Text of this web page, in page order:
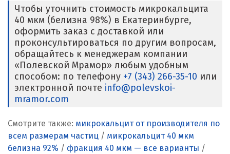
Чтобы уточнить стоимость микрокальцита
40 мкм (белизна 98%) в Екатеринбурге,
оформить заказ с доставкой или
проконсультироваться по другим вопросам,
обращайтесь к менеджерам компании
«Полевской Мрамор» любым удобным
способом: по телефону +7 (343) 266-35-10 или
электронной почте info@polevskoi-
mramor.com
Смотрите также: микрокальцит от производителя по
всем размерам частиц / микрокальцит 40 мкм
белизна 92% / фракция 40 мкм — все варианты /